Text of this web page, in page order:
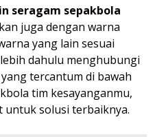
seragam sepakbola
juga dengan warna
yang lain sesuai
dahulu menghubungi
tercantum di bawah
tim kesayanganmu,
untuk solusi terbaiknya.